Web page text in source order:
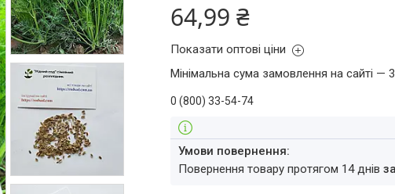
64,99 ₴
Показати оптові ціни
Мінімальна сума замовлення на сайті —
0 (800) 33-54-74
повернення товару протягом 14 днів